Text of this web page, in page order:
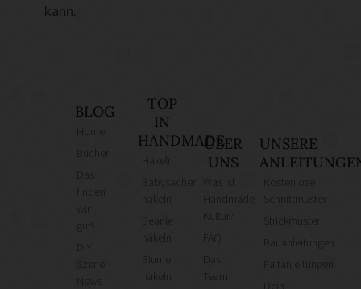
kann.
BLOG
finden
gut!
News
TOP
IN
HANDMADE
häkeln
häkeln
ÜBER
UNS
Was ist
Kultur?
Team
UNSERE
Kostenlose
Schnittmuster
Strickmuster
Bauanleitungen
Faltanleitungen